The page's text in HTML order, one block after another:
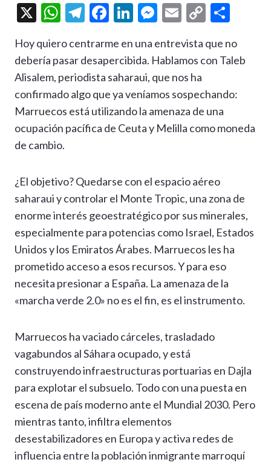
X
W
at
s
A
p
p
T
e
gr
a
m
F
e
b
o
o
k
Li
ke
dI
n
M
se
n
g
er
E
ai
l
C
p
y
Li
n
k
m
p
ar
r
Hoy quiero centrarme en una entrevista que no
debería pasar desapercibida. Hablamos con Taleb
Alisalem, periodista saharaui, que nos ha
confirmado algo que ya veníamos sospechando:
Marruecos está utilizando la amenaza de una
ocupación pacífica de Ceuta y Melilla como moneda
de cambio.
¿El objetivo? Quedarse con el espacio aéreo
saharaui y controlar el Monte Tropic, una zona de
enorme interés geoestratégico por sus minerales,
especialmente para potencias como Israel, Estados
Unidos y los Emiratos Árabes. Marruecos les ha
prometido acceso a esos recursos. Y para eso
necesita presionar a España. La amenaza de la
«marcha verde 2.0» no es el fin, es el instrumento.
Marruecos ha vaciado cárceles, trasladado
vagabundos al Sáhara ocupado, y está
construyendo infraestructuras portuarias en Dajla
para explotar el subsuelo. Todo con una puesta en
escena de país moderno ante el Mundial 2030. Pero
mientras tanto, infiltra elementos
desestabilizadores en Europa y activa redes de
influencia entre la población inmigrante marroquí